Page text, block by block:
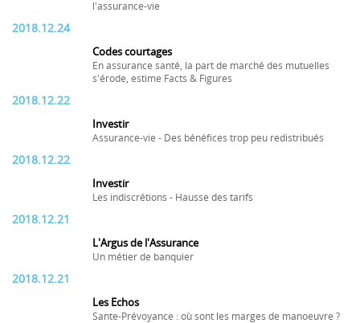
l'assurance-vie
2018.12.24
Codes courtages
En assurance santé, la part de marché des mutuelles
s'érode, estime Facts & Figures
2018.12.22
Investir
Assurance-vie - Des bénéfices trop peu redistribués
2018.12.22
Investir
Les indiscrétions - Hausse des tarifs
2018.12.21
L'Argus de l'Assurance
Un métier de banquier
2018.12.21
Les Echos
Sante-Prévoyance : où sont les marges de manoeuvre ?